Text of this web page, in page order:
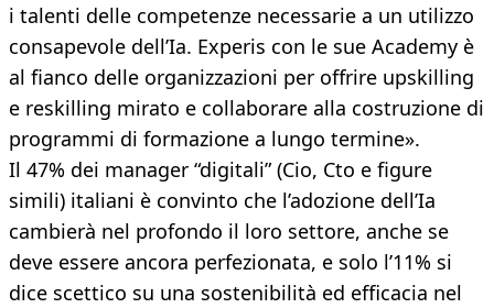
i talenti delle competenze necessarie a un utilizzo
consapevole dell’Ia. Experis con le sue Academy è
al fianco delle organizzazioni per offrire upskilling
e reskilling mirato e collaborare alla costruzione di
programmi di formazione a lungo termine».
Il 47% dei manager “digitali” (Cio, Cto e figure
simili) italiani è convinto che l’adozione dell’Ia
cambierà nel profondo il loro settore, anche se
deve essere ancora perfezionata, e solo l’11% si
dice scettico su una sostenibilità ed efficacia nel